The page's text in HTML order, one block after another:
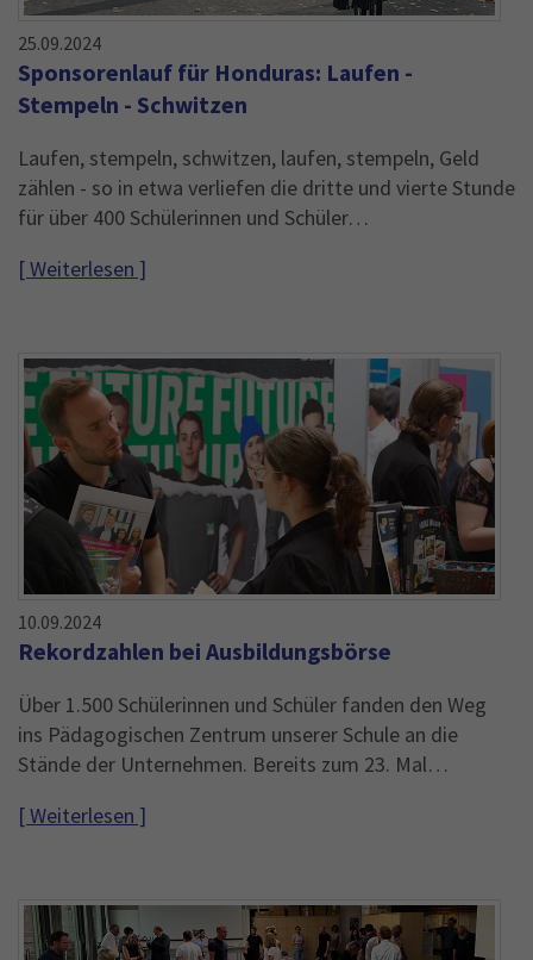
25.09.2024
Sponsorenlauf für Honduras: Laufen -
Stempeln - Schwitzen
Laufen, stempeln, schwitzen, laufen, stempeln, Geld
zählen - so in etwa verliefen die dritte und vierte Stunde
für über 400 Schülerinnen und Schüler…
[ Weiterlesen ]
10.09.2024
Rekordzahlen bei Ausbildungsbörse
Über 1.500 Schülerinnen und Schüler fanden den Weg
ins Pädagogischen Zentrum unserer Schule an die
Stände der Unternehmen. Bereits zum 23. Mal…
[ Weiterlesen ]